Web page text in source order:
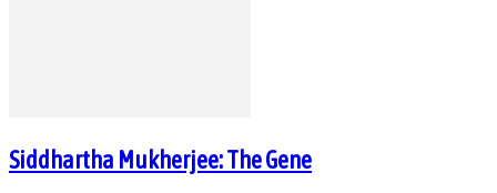
Siddhartha Mukherjee: The Gene